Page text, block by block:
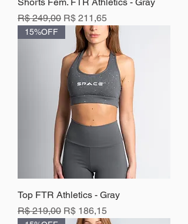
Preço normal
R$ 249,00 Preço promocional
R$ 211,65
15%OFF
Top FTR Athletics - Gray
Preço normal
R$ 219,00 Preço promocional
R$ 186,15